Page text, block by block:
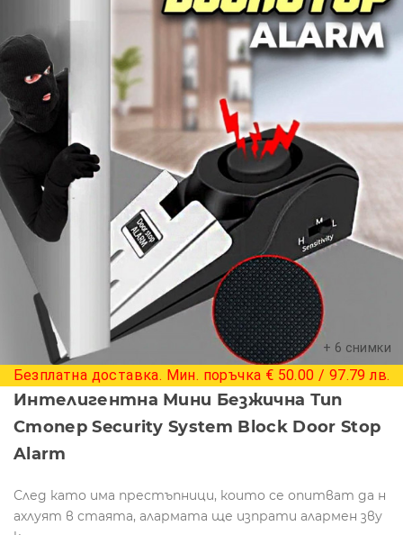
+ 6 снимки
Безплатна доставка. Мин. поръчка € 50.00 / 97.79 лв.
Интелигентна Мини Безжична Тип
Стопер Security System Block Door Stop
Alarm
След като има престъпници, които се опитват да н
ахлуят в стаята, алармата ще изпрати алармен зву